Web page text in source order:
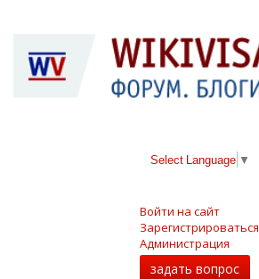
Select Language ▼
Войти на сайт
Зарегистрироваться
Администрация
задать вопрос